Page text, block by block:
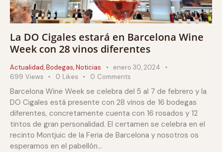
La DO Cigales estará en Barcelona Wine
Week con 28 vinos diferentes
Actualidad,Bodegas,Noticias
enero 30, 2024
699 Views 0 Likes 0 Comments
Barcelona Wine Week se celebra del 5 al 7 de febrero y la
DO Cigales está presente con 28 vinos de 16 bodegas
diferentes, concretamente cuenta con 16 rosados y 12
tintos de gran personalidad. El certamen se celebra en el
recinto Montjuic de la Feria de Barcelona y nosotros os
esperamos en el pabellón…